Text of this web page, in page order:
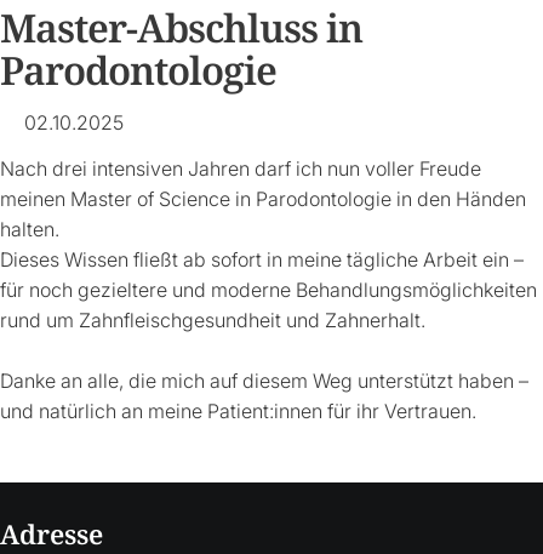
Master-Abschluss in
Parodontologie
02.10.2025
Nach drei intensiven Jahren darf ich nun voller Freude
meinen Master of Science in Parodontologie in den Händen
halten.
Dieses Wissen fließt ab sofort in meine tägliche Arbeit ein –
für noch gezieltere und moderne Behandlungsmöglichkeiten
rund um Zahnfleischgesundheit und Zahnerhalt.
Danke an alle, die mich auf diesem Weg unterstützt haben –
und natürlich an meine Patient:innen für ihr Vertrauen.
Adresse